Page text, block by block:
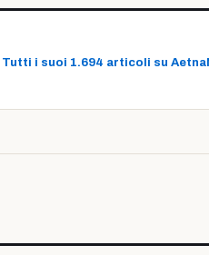
Tutti i suoi 1.694 articoli su